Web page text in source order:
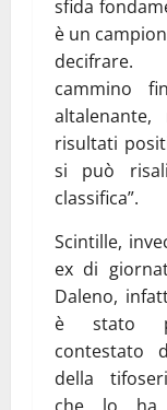
sfida
è un
cammino
risultati
si può
classifica”.
Scintille,
ex di
Daleno,
è stato
contestato
della
che lo ha